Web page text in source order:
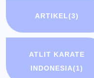
ARTIKEL(3)
ATLIT KARATE
INDONESIA(1)